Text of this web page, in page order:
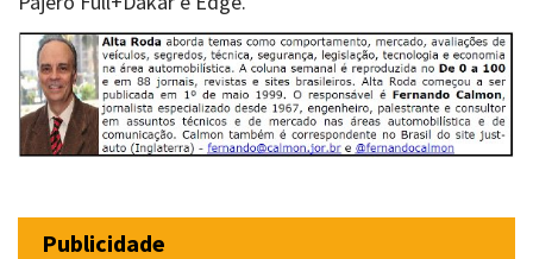
Publicidade